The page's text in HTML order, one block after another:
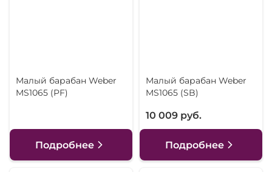
Малый барабан Weber
MS1065 (PF)
Подробнее
Малый барабан Weber
MS1065 (SB)
10 009 руб.
Подробнее